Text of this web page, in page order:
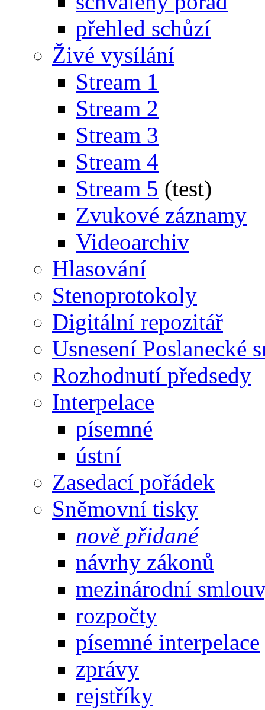
přehled schůzí
Živé vysílání
Stream 1
Stream 2
Stream 3
Stream 4
Stream 5 (test)
Zvukové záznamy
Videoarchiv
Hlasování
Stenoprotokoly
Digitální repozitář
Usnesení Poslanecké
Rozhodnutí předsedy
Interpelace
písemné
ústní
Zasedací pořádek
Sněmovní tisky
nově přidané
návrhy zákonů
mezinárodní
rozpočty
písemné interpelace
zprávy
rejstříky